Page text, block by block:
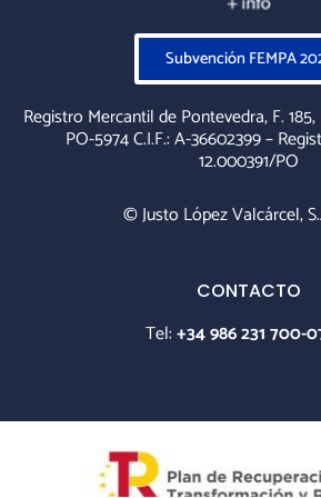
Subvención FEMPA
Registro Mercantil de Pontevedra, F. 185,
PO-5974 C.I.F.: A-36602399 –
12.000391/PO
© Justo López Valcárcel,
CONTACTO
Tel:+34 986 231 700-